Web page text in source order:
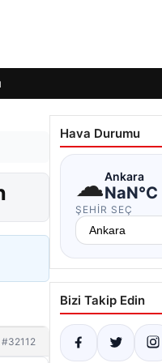
#32112
Hava Durumu
☁Ankara
NaN°C
ŞEHIR SEÇ
Bizi Takip Edin